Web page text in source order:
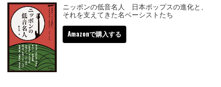
ニッポンの低音名人 日本ポップスの進化と、
それを支えてきた名ベーシストたち
Amazonで購入する